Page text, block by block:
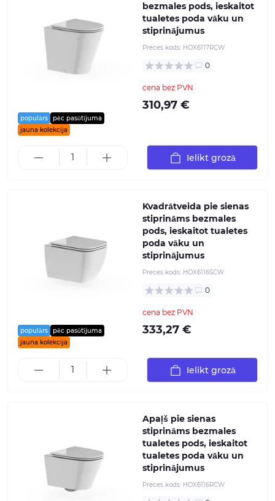
populārs
pēc pasūtījuma
jauna kolekcija
bezmales pods, ieskaitot
tualetes poda vāku un
stiprinājumus
Preces kods: HOX6117RCW
0
cena bez PVN
310,97 €
Ielikt grozā
populārs
pēc pasūtījuma
jauna kolekcija
Kvadrātveida pie sienas
stiprināms bezmales
pods, ieskaitot tualetes
poda vāku un
stiprinājumus
Preces kods: HOX6116SCW
0
cena bez PVN
333,27 €
Ielikt grozā
Apaļš pie sienas
stiprināms bezmales
tualetes pods, ieskaitot
tualetes poda vāku un
stiprinājumus
Preces kods: HOX6116RCW